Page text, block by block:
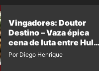
Vingadores: Doutor
Destino – Vaza épica
cena de luta entre Hulk
e o Coisa
Por Diego Henrique